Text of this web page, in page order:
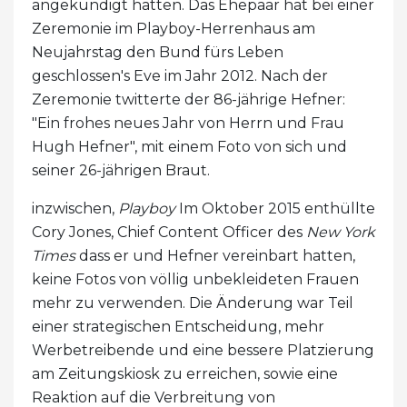
angekündigt hatten. Das Ehepaar hat bei einer
Zeremonie im Playboy-Herrenhaus am
Neujahrstag den Bund fürs Leben
geschlossen's Eve im Jahr 2012. Nach der
Zeremonie twitterte der 86-jährige Hefner:
"Ein frohes neues Jahr von Herrn und Frau
Hugh Hefner", mit einem Foto von sich und
seiner 26-jährigen Braut.
inzwischen, PlayboyIm Oktober 2015 enthüllte
Cory Jones, Chief Content Officer des New York
Timesdass er und Hefner vereinbart hatten,
keine Fotos von völlig unbekleideten Frauen
mehr zu verwenden. Die Änderung war Teil
einer strategischen Entscheidung, mehr
Werbetreibende und eine bessere Platzierung
am Zeitungskiosk zu erreichen, sowie eine
Reaktion auf die Verbreitung von